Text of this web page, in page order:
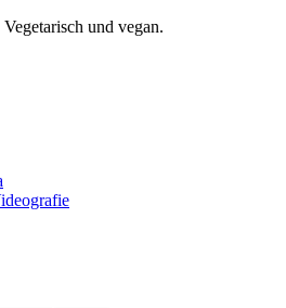
und vegan.